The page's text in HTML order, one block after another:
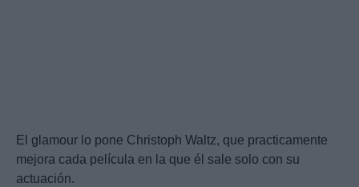
El glamour lo pone Christoph Waltz, que practicamente
mejora cada película en la que él sale solo con su
actuación.